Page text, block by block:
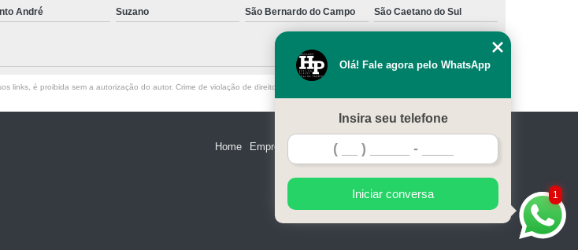
André Suzano São Bernardo do Campo São Caetano do Sul
é proibida sem a autorização do autor. Crime de violação de direito autoral – artigo 184 do Código Penal –
Home Empresa Serviços Contato
1
Olá! Fale agora pelo WhatsApp
Insira seu telefone
Iniciar conversa